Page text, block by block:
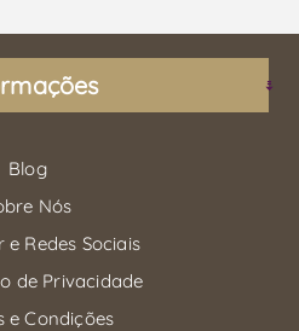
Blog
Nós
e Redes Sociais
de Privacidade
e Condições